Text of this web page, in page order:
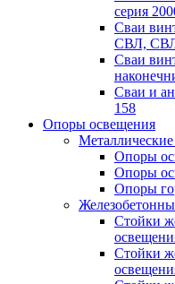
серия
Сваи
СВЛ,
Сваи
Сваи и
158
Опоры освещения
Опоры
Опоры
Опоры
Стойки
Стойки